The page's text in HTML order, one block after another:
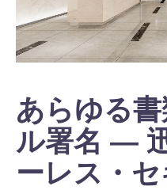
あらゆる
ル署名 —
ーレス・